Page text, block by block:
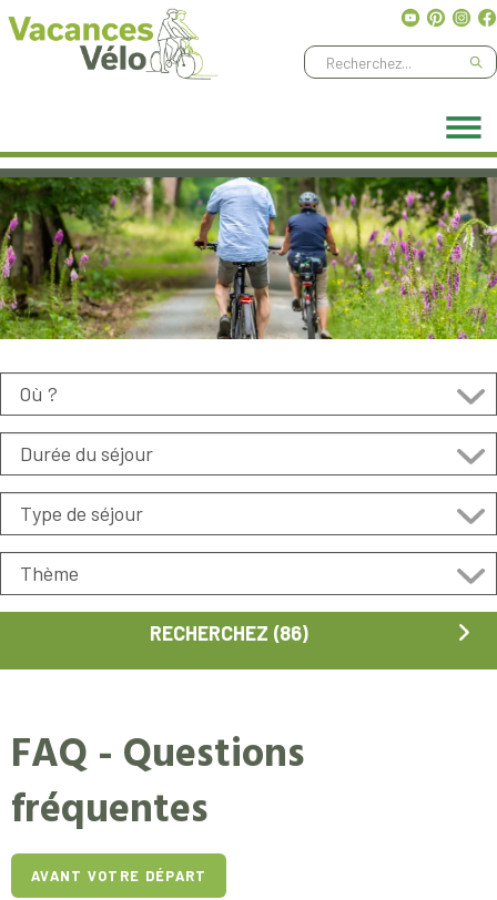
Ne manquez aucune aventure, abonnez-vous à notrenewsletter!
FAQ - Questions
fréquentes
AVANT VOTRE DÉPART